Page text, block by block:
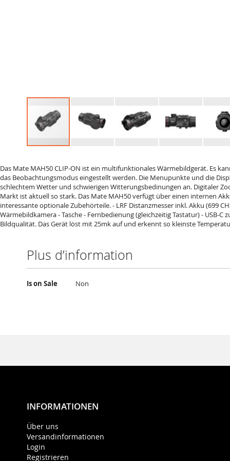
the
beginning
of
the
images
gallery
Das Mate MAH50 CLIP-ON ist ein multifunktionales Wärmebildgerät. Es
das Beobachtungsmodus eingestellt werden. Die Menupunkte und die
schlechtem Wetter und schwierigen Witterungsbedinungen an. Digitaler
Markt ist aktuell so stark. Das Mate MAH50 verfügt über einen internen
interessante optionale Zubehörteile. - LRF Distanzmesser inkl. Akku (699
Wärmebildkamera - Tasche - Fernbedienung (gleichzeitig Tastatur) - USB-
Bildqualität. Das Gerät löst mit 25mk auf und erkennt so kleinste
Plus d’information
Plus
Is on Sale Non
INFORMATIONEN
Über uns
Versandinformationen
Login
Registrieren